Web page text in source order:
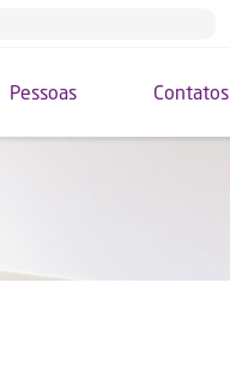
Pessoas Contatos